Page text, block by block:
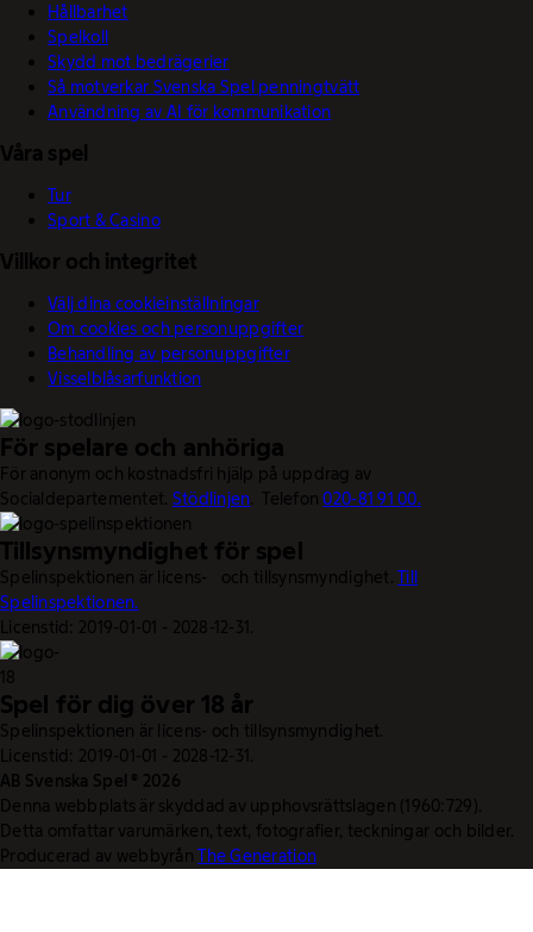
Hållbarhet
Spelkoll
Skydd mot bedrägerier
Så motverkar Svenska Spel penningtvätt
Användning av AI för kommunikation
Våra spel
Tur
Sport & Casino
Villkor och integritet
Välj dina cookieinställningar
Om cookies och personuppgifter
Behandling av personuppgifter
Visselblåsarfunktion
För spelare och anhöriga
För anonym och kostnadsfri hjälp på uppdrag av
Socialdepartementet. Stödlinjen. Telefon020-81 91 00.
Tillsynsmyndighet för spel
Spelinspektionen är licens- och tillsynsmyndighet.Till
Spelinspektionen.
Licenstid: 2019-01-01 - 2028-12-31.
Spel för dig över 18 år
Spelinspektionen är licens- och tillsynsmyndighet.
Licenstid: 2019-01-01 - 2028-12-31.
AB Svenska Spel © 2026
Denna webbplats är skyddad av upphovsrättslagen (1960:729).
Detta omfattar varumärken, text, fotografier, teckningar och bilder.
Producerad av webbyrånThe Generation